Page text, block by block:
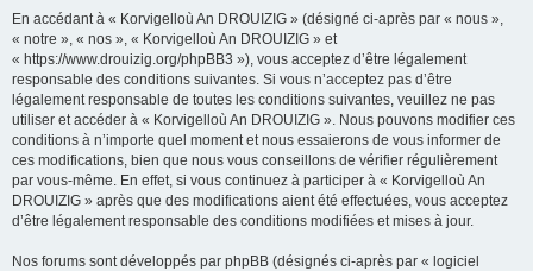
En accédant à « Korvigelloù An DROUIZIG » (désigné ci-après par « nous »,
« notre », « nos », « Korvigelloù An DROUIZIG » et
« https://www.drouizig.org/phpBB3 »), vous acceptez d’être légalement
responsable des conditions suivantes. Si vous n’acceptez pas d’être
légalement responsable de toutes les conditions suivantes, veuillez ne pas
utiliser et accéder à « Korvigelloù An DROUIZIG ». Nous pouvons modifier ces
conditions à n’importe quel moment et nous essaierons de vous informer de
ces modifications, bien que nous vous conseillons de vérifier régulièrement
par vous-même. En effet, si vous continuez à participer à « Korvigelloù An
DROUIZIG » après que des modifications aient été effectuées, vous acceptez
d’être légalement responsable des conditions modifiées et mises à jour.
Nos forums sont développés par phpBB (désignés ci-après par « logiciel